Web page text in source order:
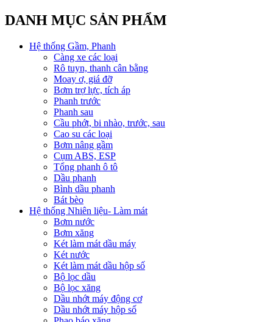
DANH MỤC SẢN PHẨM
Hệ thống Gầm, Phanh
Càng xe các loại
Rô tuyn, thanh cân bằng
Moay ơ, giá đỡ
Bơm trợ lực, tích áp
Phanh trước
Phanh sau
Cầu phớt, bi nhào, trước, sau
Cao su các loại
Bơm nâng gầm
Cụm ABS, ESP
Tổng phanh ô tô
Dầu phanh
Bình dầu phanh
Bát bèo
Hệ thống Nhiên liệu- Làm mát
Bơm nước
Bơm xăng
Két làm mát dầu máy
Két nước
Két làm mát dầu hộp số
Bộ lọc dầu
Bộ lọc xăng
Dầu nhớt máy động cơ
Dầu nhớt máy hộp số